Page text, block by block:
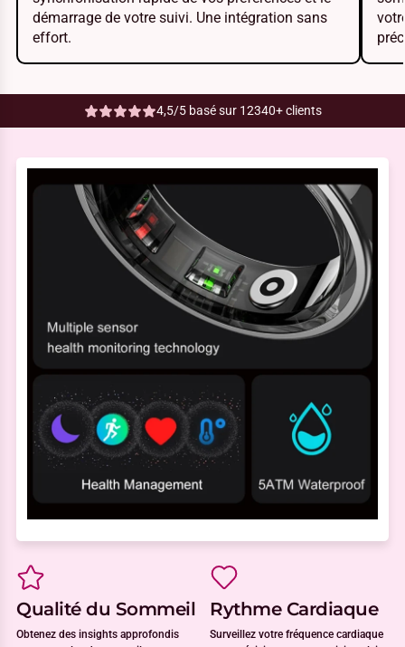
démarrage de votre suivi. Une intégration sans
effort.
4,5/5 basé sur 12340+ clients
Qualité du Sommeil
Obtenez des insights approfondis
Rythme Cardiaque
Surveillez votre fréquence cardiaque